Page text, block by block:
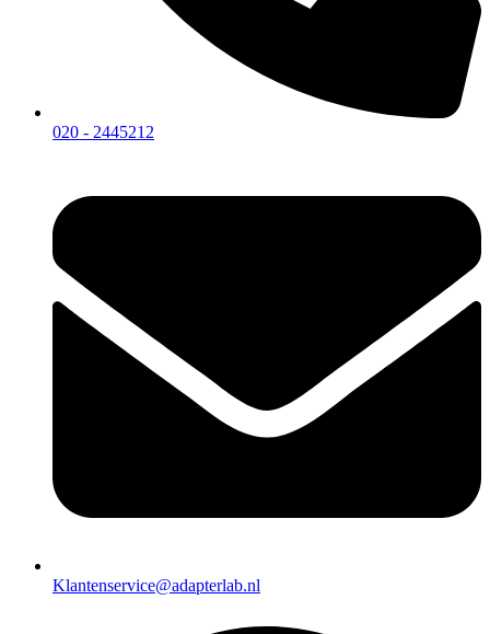
020 - 2445212
Klantenservice@adapterlab.nl